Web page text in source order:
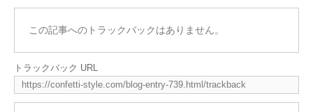
この記事へのトラックバックはありません。
トラックバック URL